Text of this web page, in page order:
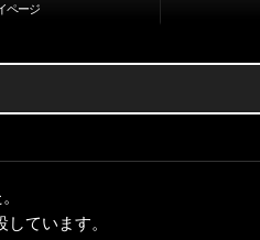
ページ
ています。